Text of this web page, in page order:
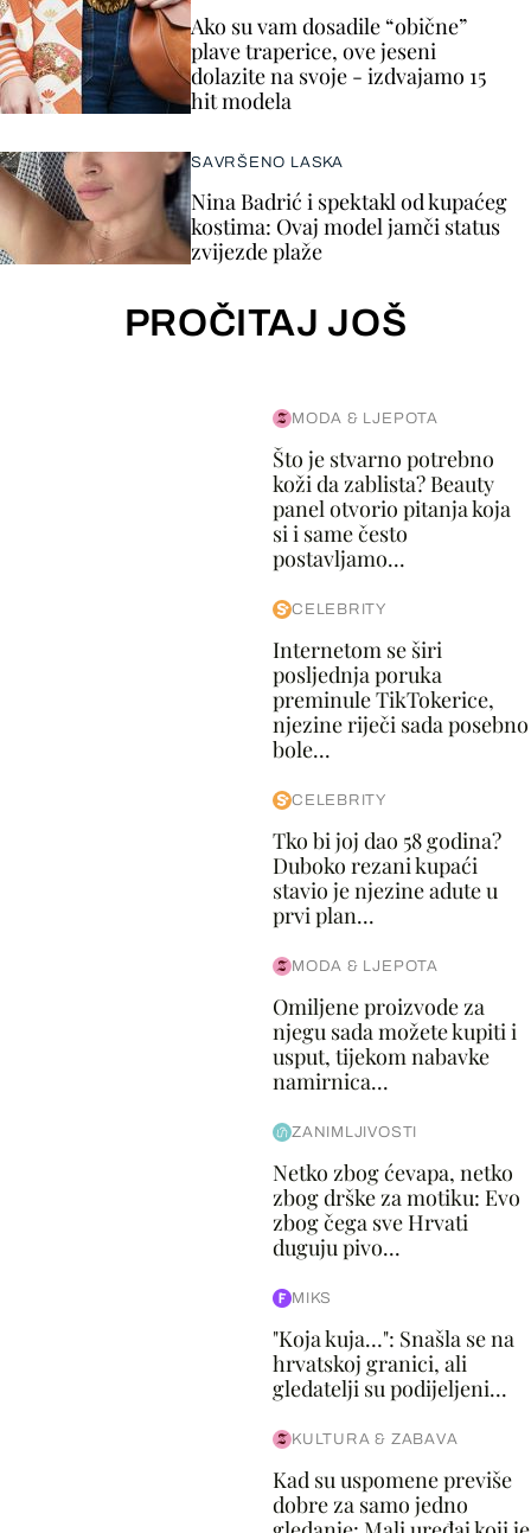
Ako su vam dosadile “obične”
plave traperice, ove jeseni
dolazite na svoje - izdvajamo 15
hit modela
SAVRŠENO LASKA
Nina Badrić i spektakl od kupaćeg
kostima: Ovaj model jamči status
zvijezde plaže
PROČITAJ JOŠ
MODA & LJEPOTA
Što je stvarno potrebno
koži da zablista? Beauty
panel otvorio pitanja koja
si i same često
postavljamo...
CELEBRITY
Internetom se širi
posljednja poruka
preminule TikTokerice,
njezine riječi sada posebno
bole...
CELEBRITY
Tko bi joj dao 58 godina?
Duboko rezani kupaći
stavio je njezine adute u
prvi plan...
MODA & LJEPOTA
Omiljene proizvode za
njegu sada možete kupiti i
usput, tijekom nabavke
namirnica...
ZANIMLJIVOSTI
Netko zbog ćevapa, netko
zbog drške za motiku: Evo
zbog čega sve Hrvati
duguju pivo...
MIKS
"Koja kuja…": Snašla se na
hrvatskoj granici, ali
gledatelji su podijeljeni...
KULTURA & ZABAVA
Kad su uspomene previše
dobre za samo jedno